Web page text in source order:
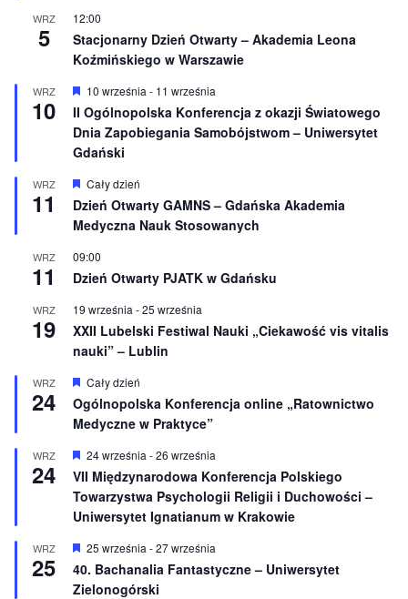
n
e
WRZ
5
12:00
Stacjonarny Dzień Otwarty – Akademia Leona
Koźmińskiego w Warszawie
WRZ
10
W
y
r
ó
ż
n
o
n
e
10 września - 11 września
II Ogólnopolska Konferencja z okazji Światowego
Dnia Zapobiegania Samobójstwom – Uniwersytet
Gdański
WRZ
11
W
y
r
ó
n
o
e
Cały dzień
Dzień Otwarty GAMNS – Gdańska Akademia
Medyczna Nauk Stosowanych
WRZ
11
09:00
Dzień Otwarty PJATK w Gdańsku
WRZ
19
19 września -25 września
XXII Lubelski Festiwal Nauki „Ciekawość vis vitalis
nauki” – Lublin
WRZ
24
W
r
ó
n
i
o
n
e
Cały dzień
Ogólnopolska Konferencja online „Ratownictwo
Medyczne w Praktyce”
WRZ
24
W
y
r
ó
ż
n
i
o
n
e
24 września -26 września
VII Międzynarodowa Konferencja Polskiego
Towarzystwa Psychologii Religii i Duchowości –
Uniwersytet Ignatianum w Krakowie
WRZ
25
W
r
ó
25 września -27 września
40. Bachanalia Fantastyczne – Uniwersytet
Zielonogórski